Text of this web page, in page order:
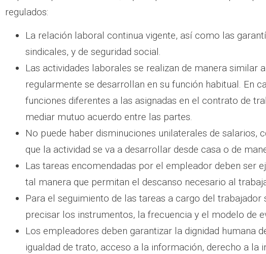
regulados:
La relación laboral continua vigente, así como las
sindicales, y de seguridad social.
Las actividades laborales se realizan de manera similar
regularmente se desarrollan en su función habitual. En
funciones diferentes a las asignadas en el contrato de
mediar mutuo acuerdo entre las partes.
No puede haber disminuciones unilaterales de salarios,
que la actividad se va a desarrollar desde casa o de
Las tareas encomendadas por el empleador deben ser
tal manera que permitan el descanso necesario al
Para el seguimiento de las tareas a cargo del trabajador
precisar los instrumentos, la frecuencia y el modelo de
Los empleadores deben garantizar la dignidad humana
igualdad de trato, acceso a la información, derecho a la